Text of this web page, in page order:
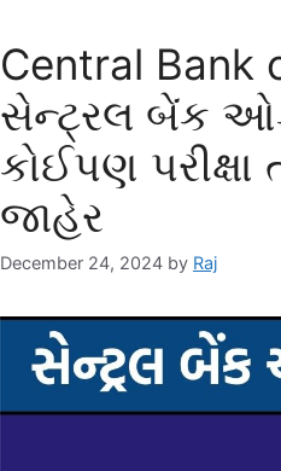
Central Bank
સેન્ટ્રલ બેંક ઓફ
કોઈપણ
જાહેર
December 24, 2024 by Raj